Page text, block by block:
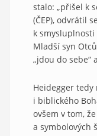
stalo: „přišel k
(ČEP), odvrátil
k smysluplnosti
Mladší syn
„jdou do sebe“
Heidegger
i biblického
ovšem v tom,
a symbolových